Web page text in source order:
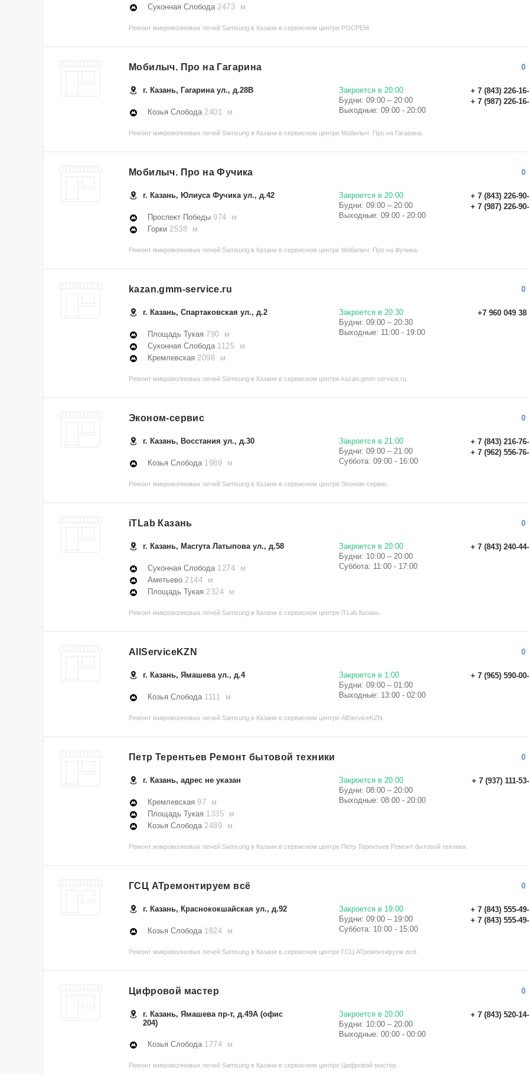
Суконная Слобода2473 м
Ремонт микроволновых печей Samsung в Казани в сервисном центре РОСРЕМ.
Мобилыч. Про на Гагарина 0
г. Казань, Гагарина ул., д.28В
Козья Слобода2401 м
+ 7 (843) 226-
+ 7 (987) 226-
Закроется в 20:00
Будни: 09:00 – 20:00
Выходные: 09:00 - 20:00
Ремонт микроволновых печей Samsung в Казани в сервисном центре Мобилыч. Про на Гагарина.
Мобилыч. Про на Фучика 0
г. Казань, Юлиуса Фучика ул., д.42
Проспект Победы 974 м
Горки 2538 м
+ 7 (843) 226-
+ 7 (987) 226-
Закроется в 20:00
Будни: 09:00 – 20:00
Выходные: 09:00 - 20:00
Ремонт микроволновых печей Samsung в Казани в сервисном центре Мобилыч. Про на Фучика.
kazan.gmm-service.ru 0
г. Казань, Спартаковская ул., д.2
Площадь Тукая 790 м
Суконная Слобода1125 м
Кремлевская 2098 м
+7 960 049 38
Закроется в 20:30
Будни: 09:00 – 20:30
Выходные: 11:00 - 19:00
Ремонт микроволновых печей Samsung в Казани в сервисном центре kazan.gmm-service.ru.
Эконом-сервис 0
г. Казань, Восстания ул., д.30
Козья Слобода1989 м
+ 7 (843) 216-
+ 7 (962) 556-
Закроется в 21:00
Будни: 09:00 – 21:00
Суббота: 09:00 - 16:00
Ремонт микроволновых печей Samsung в Казани в сервисном центре Эконом-сервис.
iTLab Казань 0
г. Казань, Масгута Латыпова ул., д.58
Суконная Слобода1274 м
Аметьево 2144 м
Площадь Тукая 2324 м
+ 7 (843) 240-
Закроется в 20:00
Будни: 10:00 – 20:00
Суббота: 11:00 - 17:00
Ремонт микроволновых печей Samsung в Казани в сервисном центре iTLab Казань.
AllServiceKZN 0
г. Казань, Ямашева ул., д.4
Козья Слобода1111 м
+ 7 (965) 590-
Закроется в 1:00
Будни: 09:00 – 01:00
Выходные: 13:00 - 02:00
Ремонт микроволновых печей Samsung в Казани в сервисном центре AllServiceKZN.
Петр Терентьев Ремонт бытовой техники 0
г. Казань, адрес не указан
Кремлевская 97 м
Площадь Тукая 1335 м
Козья Слобода2489 м
+ 7 (937) 111-
Закроется в 20:00
Будни: 08:00 – 20:00
Выходные: 08:00 - 20:00
Ремонт микроволновых печей Samsung в Казани в сервисном центре Петр Терентьев Ремонт бытовой техники.
ГСЦ АТремонтируем всё 0
г. Казань, Краснококшайская ул., д.92
Козья Слобода1824 м
+ 7 (843) 555-
+ 7 (843) 555-
Закроется в 19:00
Будни: 09:00 – 19:00
Суббота: 10:00 - 15:00
Ремонт микроволновых печей Samsung в Казани в сервисном центре ГСЦ АТремонтируем всё.
Цифровой мастер 0
г. Казань, Ямашева пр-т, д.49А (офис
204)
Козья Слобода1774 м
+ 7 (843) 520-
Закроется в 20:00
Будни: 10:00 – 20:00
Выходные: 00:00 - 00:00
Ремонт микроволновых печей Samsung в Казани в сервисном центре Цифровой мастер.